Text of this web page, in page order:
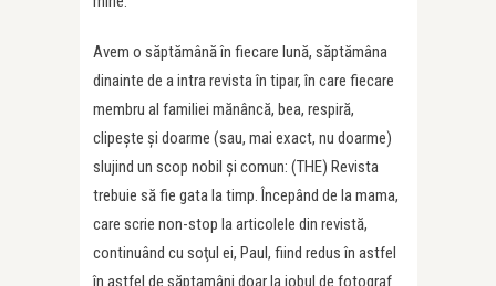
Avem o săptămână în fiecare lună, săptămâna
dinainte de a intra revista în tipar, în care fiecare
membru al familiei mănâncă, bea, respiră,
clipeşte şi doarme (sau, mai exact, nu doarme)
slujind un scop nobil și comun: (THE) Revista
trebuie să fie gata la timp. Începând de la mama,
care scrie non-stop la articolele din revistă,
continuând cu soţul ei, Paul, fiind redus în astfel
în astfel de săptamâni doar la jobul de fotograf